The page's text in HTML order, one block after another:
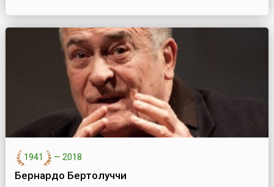
1941 — 2018
Бернардо Бертолуччи